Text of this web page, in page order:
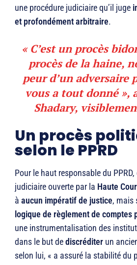
une procédure judiciaire qu’il juge
et profondément arbitraire.
« C’est un procès
procès de la haine,
peur d’un adversaire
vous a tout donné »,
Shadary,
Un procès
selon le PPRD
Pour le haut responsable du
judiciaire ouverte par la Haute
à aucun impératif de justice, mais
logique de règlement de comptes
une instrumentalisation des
dans le but dediscréditer un
selon lui, « a assuré la stabilité du